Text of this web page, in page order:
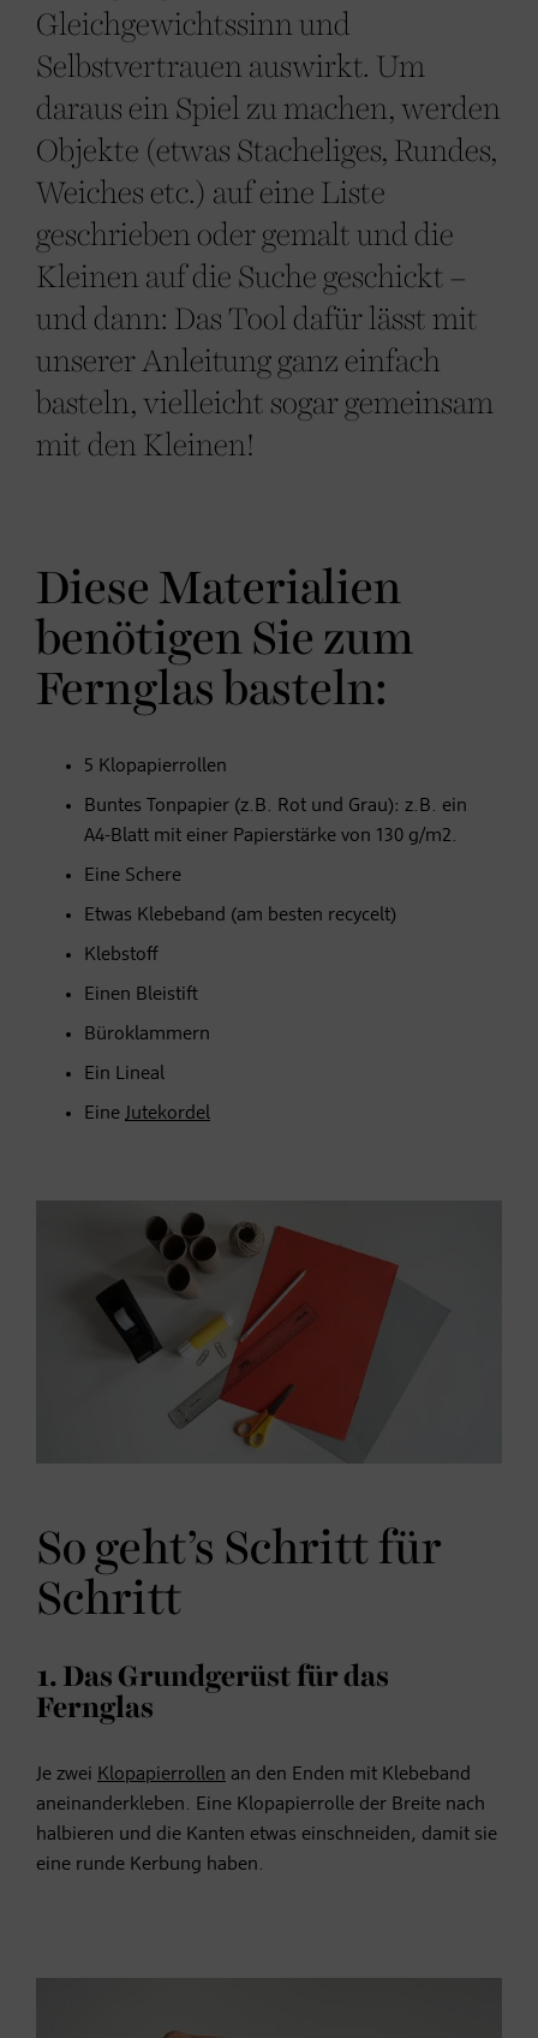
Gleichgewichtssinn und
Selbstvertrauen auswirkt. Um
daraus ein Spiel zu machen, werden
Objekte (etwas Stacheliges, Rundes,
Weiches etc.) auf eine Liste
geschrieben oder gemalt und die
Kleinen auf die Suche geschickt –
und dann: Das Tool dafür lässt mit
unserer Anleitung ganz einfach
basteln, vielleicht sogar gemeinsam
mit den Kleinen!
Diese Materialien
benötigen Sie zum
Fernglas basteln:
5 Klopapierrollen
Buntes Tonpapier (z.B. Rot und Grau): z.B. ein
A4-Blatt mit einer Papierstärke von 130 g/m2.
Eine Schere
Etwas Klebeband (am besten recycelt)
Klebstoff
Einen Bleistift
Büroklammern
Ein Lineal
Eine Jutekordel
So geht’s Schritt für
Schritt
1. Das Grundgerüst für das
Fernglas
Je zwei Klopapierrollen an den Enden mit Klebeband
aneinanderkleben. Eine Klopapierrolle der Breite nach
halbieren und die Kanten etwas einschneiden, damit sie
eine runde Kerbung haben.